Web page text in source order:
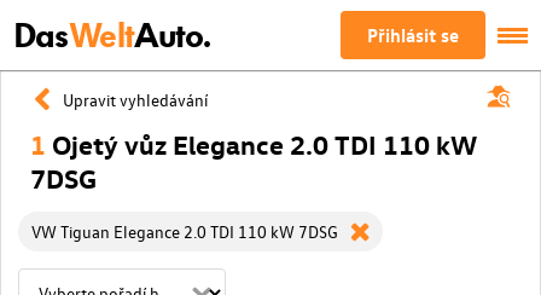
DasWeltAuto. Přihlásit se
Upravit vyhledávání
1 Ojetý vůz Elegance 2.0 TDI 110 kW
7DSG
VW Tiguan Elegance 2.0 TDI 110 kW 7DSG